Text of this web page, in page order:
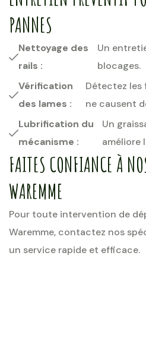
PANNES
Nettoyage des
rails :
Un
blocages.
Vérification
des lames :
Détectez les
ne causent
Lubrification du
mécanisme :
Un
améliore
FAITES CONFIANCE À
WAREMME
Pour toute intervention de
Waremme, contactez nos
un service rapide et efficace.